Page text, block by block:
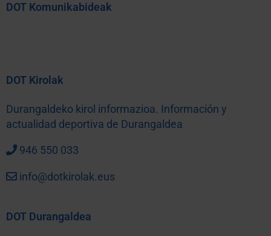
DOT Komunikabideak
DOT Kirolak
Durangaldeko kirol informazioa. Información y
actualidad deportiva de Durangaldea
946 550 033
info@dotkirolak.eus
DOT Durangaldea